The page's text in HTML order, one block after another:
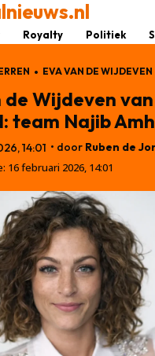
Royalty Politiek
EVA VAN DE WIJDEVEN
de Wijdeven
team Najib
14:01 • door Ruben de
16 februari 2026, 14:01